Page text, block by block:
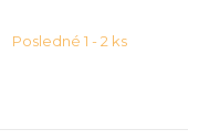
Posledné 1 - 2 ks